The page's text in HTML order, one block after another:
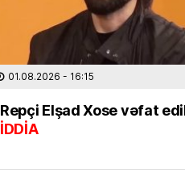
01.08.2026 - 16:15
Repçi Elşad Xose vəfat
İDDİA